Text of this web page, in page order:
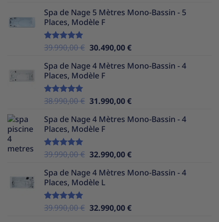
initial
était :
actuel
Spa de Nage 5 Mètres Mono-Bassin - 5
Places, Modèle F
Note5.00
39.990,00€ Le
initial
était :
30.490,00€Le
actuel
Spa de Nage 4 Mètres Mono-Bassin - 4
Places, Modèle F
Note5.00
38.990,00€ Le
initial
était :
31.990,00€Le
actuel
Spa de Nage 4 Mètres Mono-Bassin - 4
Places, Modèle F
Note5.00
39.990,00€ Le
initial
était :
32.990,00€Le
actuel
Spa de Nage 4 Mètres Mono-Bassin - 4
Places, Modèle L
Note5.00
39.990,00€ Le
32.990,00€Le